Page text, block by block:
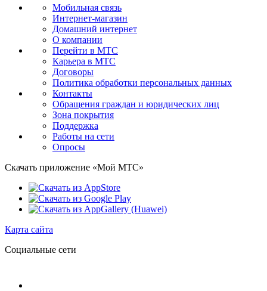
Мобильная связь
Интернет-магазин
Домашний интернет
О компании
Перейти в МТС
Карьера в МТС
Договоры
Политика обработки персональных данных
Контакты
Обращения граждан и юридических лиц
Зона покрытия
Поддержка
Работы на сети
Опросы
Скачать приложение «Мой МТС»
Карта сайта
Социальные сети